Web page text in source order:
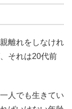
離れをしなけれ
それは20代前
人でも生きてい